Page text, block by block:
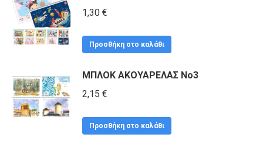
1,30 €
Προσθήκη στο καλάθι
ΜΠΛΟΚ ΑΚΟΥΑΡΕΛΑΣ Νο3
2,15 €
Προσθήκη στο καλάθι